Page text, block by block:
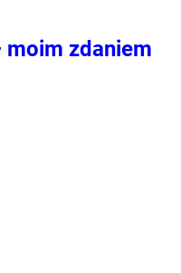
moim zdaniem